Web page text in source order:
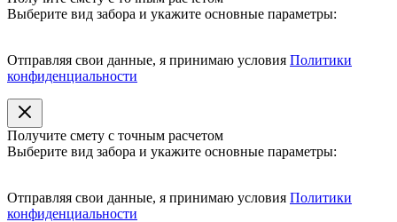
Выберите вид забора и укажите основные параметры:
Отправляя свои данные, я принимаю условия Политики
конфиденциальности
Получите смету с точным расчетом
Выберите вид забора и укажите основные параметры:
Отправляя свои данные, я принимаю условия Политики
конфиденциальности